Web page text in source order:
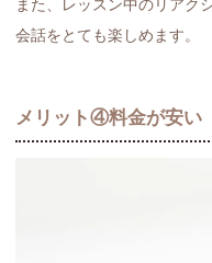
また、レッスン中のリアク
会話をとても楽しめます。
メリット④料金が安い